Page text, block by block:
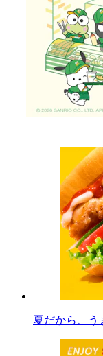
はぴサブサ
夏だから、う